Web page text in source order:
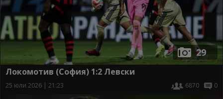
29
Локомотив (София) 1:2 Левски
25 юли 2026 | 21:23 6870 0